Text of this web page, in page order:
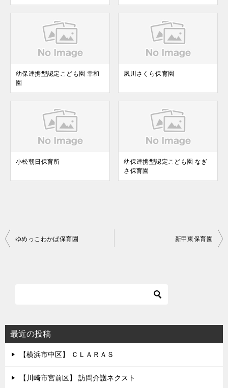
幼保連携型認定こども園 幸和
園
夙川さくら保育園
小松朝⽇保育所
幼保連携型認定こども園 なぎ
さ保育園
投
シ
ョ
ゆめっこわかば保育園 新甲東保育園
最近の投稿
【横浜市中区】 ＣＬＡＲＡＳ
【川崎市宮前区】 訪問介護ネクスト